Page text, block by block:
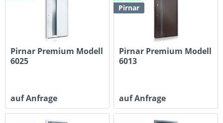
Pirnar Premium Modell
6025
auf Anfrage
Pirnar
Pirnar Premium Modell
6013
auf Anfrage